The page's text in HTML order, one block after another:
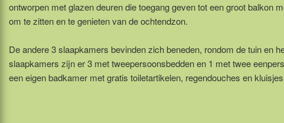
ontworpen met glazen deuren die toegang geven tot een groot balkon
om te zitten en te genieten van de ochtendzon.
De andere 3 slaapkamers bevinden zich beneden, rondom de tuin en
slaapkamers zijn er 3 met tweepersoonsbedden en 1 met twee
een eigen badkamer met gratis toiletartikelen, regendouches en